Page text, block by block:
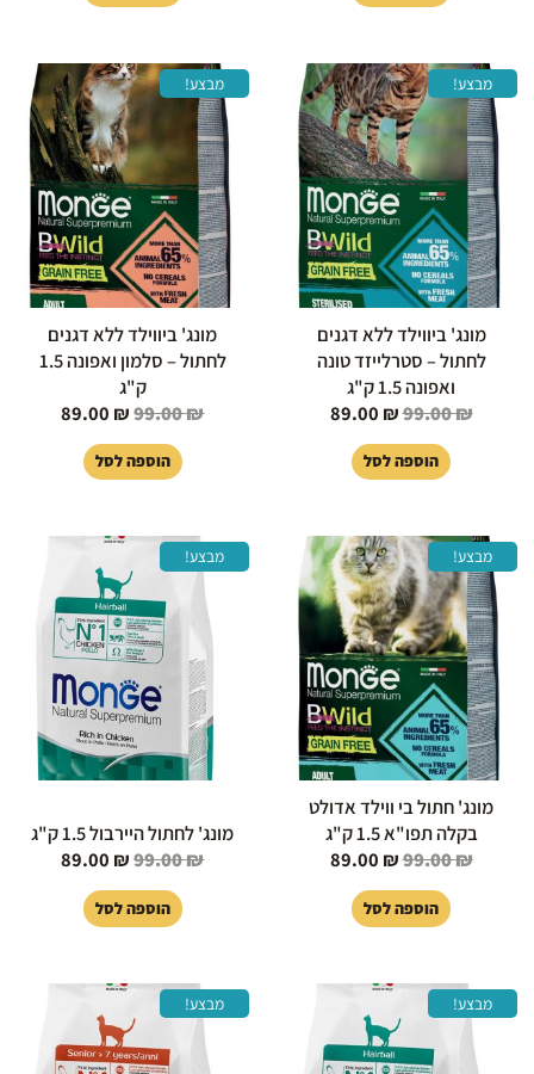
מבצע!
מונג' ביווילד ללא דגנים
לחתול – סטרלייזד טונה
ואפונה 1.5 ק"ג
99.00₪
המחיר
המקורי
היה:
99.00 ₪.
89.00 ₪
המחיר
הנוכחי
הוא:
89.00 ₪.
הוספה לסל
מבצע!
מונג' ביווילד ללא דגנים
לחתול – סלמון ואפונה 1.5
ק"ג
99.00₪
המחיר
המקורי
היה:
99.00 ₪.
89.00 ₪
המחיר
הנוכחי
הוא:
89.00 ₪.
הוספה לסל
מבצע!
מונג' חתול בי ווילד אדולט
בקלה תפו"א 1.5 ק"ג
99.00₪
המחיר
המקורי
היה:
99.00 ₪.
89.00 ₪
המחיר
הנוכחי
הוא:
89.00 ₪.
הוספה לסל
מבצע!
מונג' לחתול היירבול 1.5 ק"ג
99.00₪
המחיר
המקורי
היה:
99.00 ₪.
89.00 ₪
הוא:
89.00 ₪.
הוספה לסל
מבצע!
המחיר
המקורי
היה:
מבצע!
המחיר
המקורי
היה:
הוא: